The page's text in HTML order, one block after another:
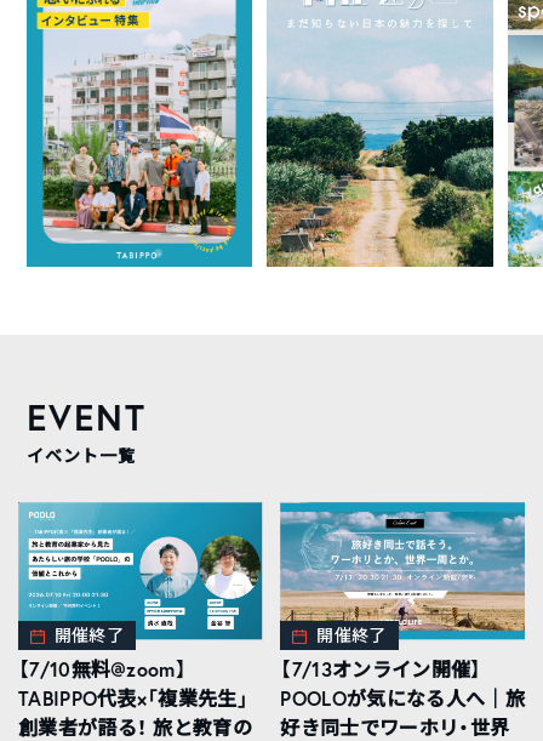
EVENT
イベント一覧
開催終了
【7/10無料@zoom】
TABIPPO代表×「複業先生」
創業者が語る！ 旅と教育の
開催終了
【7/13オンライン開催】
POOLOが気になる人へ｜旅
好き同士でワーホリ・世界